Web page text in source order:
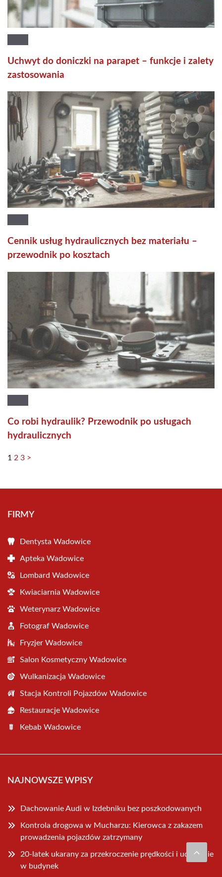
Uchwyt do doniczki na parapet – funkcje i zalety
zastosowania
Cennik usług hydraulicznych bez materiału –
przewodnik po kosztach
Co robi hydraulik? Przewodnik po usługach
hydraulicznych
1 2 3 >
FIRMY
Dentysta Wadowice
Apteka Wadowice
Lombard Wadowice
Kwiaciarnia Wadowice
Weterynarz Wadowice
Fotograf Wadowice
Fryzjer Wadowice
Salon Kosmetyczny Wadowice
Wulkanizacja Wadowice
Stacja Kontroli Pojazdów Wadowice
Restauracje Wadowice
Kebab Wadowice
NAJNOWSZE WPISY
Dachowanie Audi w Izdebniku bez poszkodowanych
Kontrola drogowa w Mucharzu: Kierowca z zakazem
prowadzenia pojazdów zatrzymany
20-latek ukarany za przekroczenie prędkości i uderzenie
w budynek